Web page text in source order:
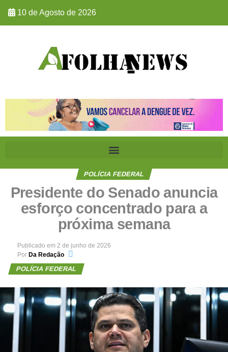
10 de Agosto de 2026
POLÍCIA FEDERAL
Presidente do Senado anuncia
esforço concentrado para a
próxima semana
Publicado em 2 de junho de 2026
Por Da Redação
POLÍCIA FEDERAL